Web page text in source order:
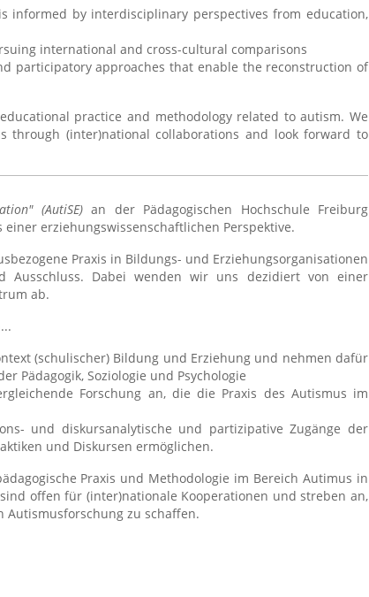
informed by interdisciplinary perspectives from education,
international and cross-cultural comparisons
participatory approaches that enable the reconstruction of
practice and methodology related to autism. We
through (inter)national collaborations and look forward to
(AutiSE)an der Pädagogischen Hochschule Freiburg
erziehungswissenschaftlichen Perspektive.
Praxis in Bildungs- und Erziehungsorganisationen
Dabei wenden wir uns dezidiert von einer
ab.
(schulischer) Bildung und Erziehung und nehmen dafür
Pädagogik, Soziologie und Psychologie
Forschung an, die die Praxis des Autismus im
und diskursanalytische und partizipative Zugänge der
und Diskursen ermöglichen.
Praxis und Methodologie im Bereich Autimus in
offen für (inter)nationale Kooperationen und streben an,
Autismusforschung zu schaffen.